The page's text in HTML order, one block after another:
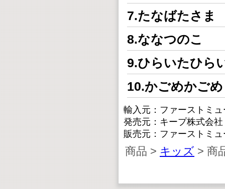
7.たなばたさま
8.ななつのこ
9.ひらいたひら
10.かごめかごめ
輸入元：ファーストミ
発売元：キープ株式会社
販売元：ファーストミ
商品 > キッズ > 商